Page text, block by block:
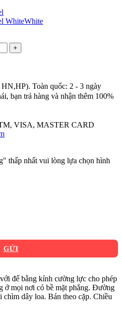
White
Toàn quốc: 2 - 3 ngày
bạn trả hàng và nhận thêm 100%
VISA, MASTER CARD
thấp nhất vui lòng lựa chọn hình
GỬI
đế bằng kính cường lực cho phép
ở mọi nơi có bề mặt phẳng. Đường
chìm dây loa. Bán theo cặp. Chiều